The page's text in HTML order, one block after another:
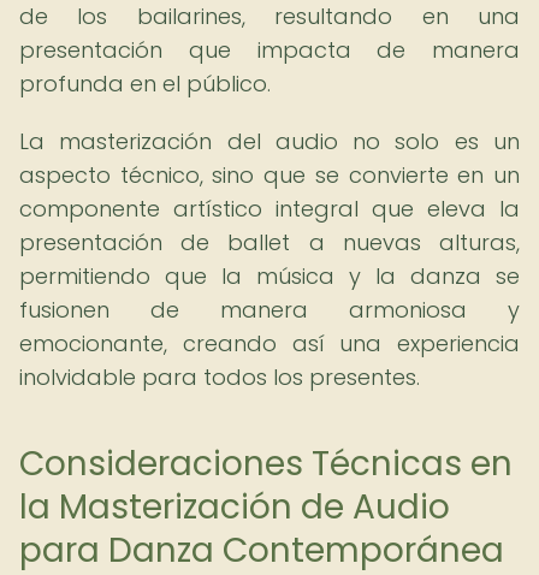
de los bailarines, resultando en una
presentación que impacta de manera
profunda en el público.
La masterización del audio no solo es un
aspecto técnico, sino que se convierte en un
componente artístico integral que eleva la
presentación de ballet a nuevas alturas,
permitiendo que la música y la danza se
fusionen de manera armoniosa y
emocionante, creando así una experiencia
inolvidable para todos los presentes.
Consideraciones Técnicas en
la Masterización de Audio
para Danza Contemporánea